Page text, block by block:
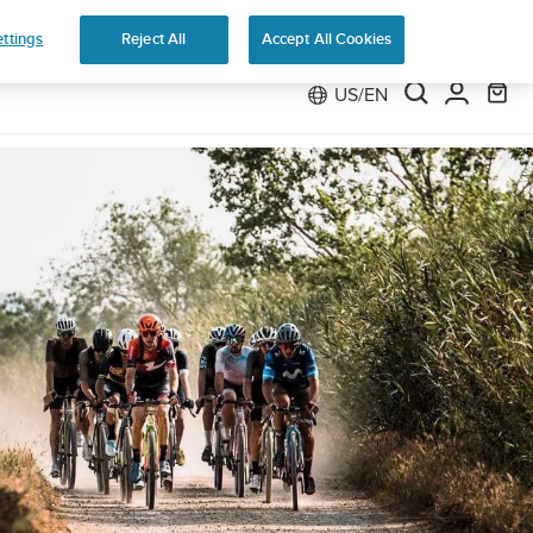
US/EN
Reject All Accept All Cookies